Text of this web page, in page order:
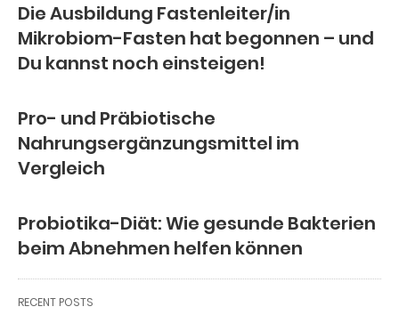
Die Ausbildung Fastenleiter/in
Mikrobiom-Fasten hat begonnen – und
Du kannst noch einsteigen!
Pro- und Präbiotische
Nahrungsergänzungsmittel im
Vergleich
Probiotika-Diät: Wie gesunde Bakterien
beim Abnehmen helfen können
RECENT POSTS